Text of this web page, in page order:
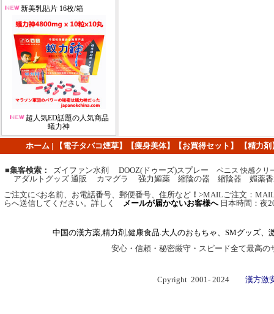
新美乳貼片 16枚/箱
超人気ED話題の人気商品
蟻力神
ホーム | 【電子タバコ煙草】 【痩身美体】 【お買得セット 】 【精力剤
■集客検索： ズイファン水剤 DOOZ(ドゥーズ)スプレー ペニス 快感ク
アダルトグッズ 通販 カマグラ 强力媚薬 縮陰の器 縮陰器 媚薬
ご注文に<お名前、お電話番号、郵便番号、住所など ！ >MAILご注文 ：
らへ送信してください。 詳しく メールが届かないお客様へ日本時間：夜
中国の漢方薬,精力剤,健康食品.大人のおもちゃ、SMグッズ、
安心・信頼・秘密厳守・スピード全て最高
Cpyright 2001- 2024 漢方激